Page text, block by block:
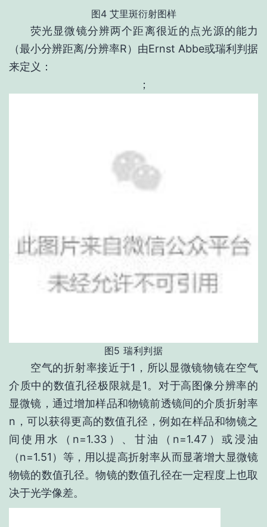
图4 艾里斑衍射图样
荧光显微镜分辨两个距离很近的点光源的能力
（最小分辨距离/分辨率R）由Ernst Abbe或瑞利判据
来定义：
；
图5 瑞利判据
空气的折射率接近于1，所以显微镜物镜在空气
介质中的数值孔径极限就是1。对于高图像分辨率的
显微镜，通过增加样品和物镜前透镜间的介质折射率
n，可以获得更高的数值孔径，例如在样品和物镜之
间使用水（n=1.33）、甘油（n=1.47）或浸油
（n=1.51）等，用以提高折射率从而显著增大显微镜
物镜的数值孔径。物镜的数值孔径在一定程度上也取
决于光学像差。